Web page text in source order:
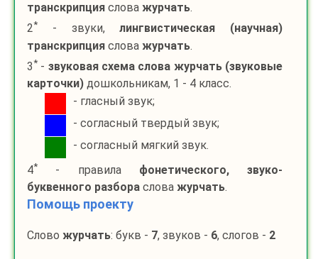
транскрипция слова журчать.
2* - звуки,лингвистическая (научная)
транскрипция слова журчать.
3* - звуковая схема слова журчать (звуковые
карточки) дошкольникам, 1 - 4 класс.
- гласный звук;
- согласный твердый звук;
- согласный мягкий звук.
4* - правила фонетического, звуко-
буквенного разбора слова журчать.
Помощь проекту
Слово журчать: букв - 7, звуков - 6, слогов - 2